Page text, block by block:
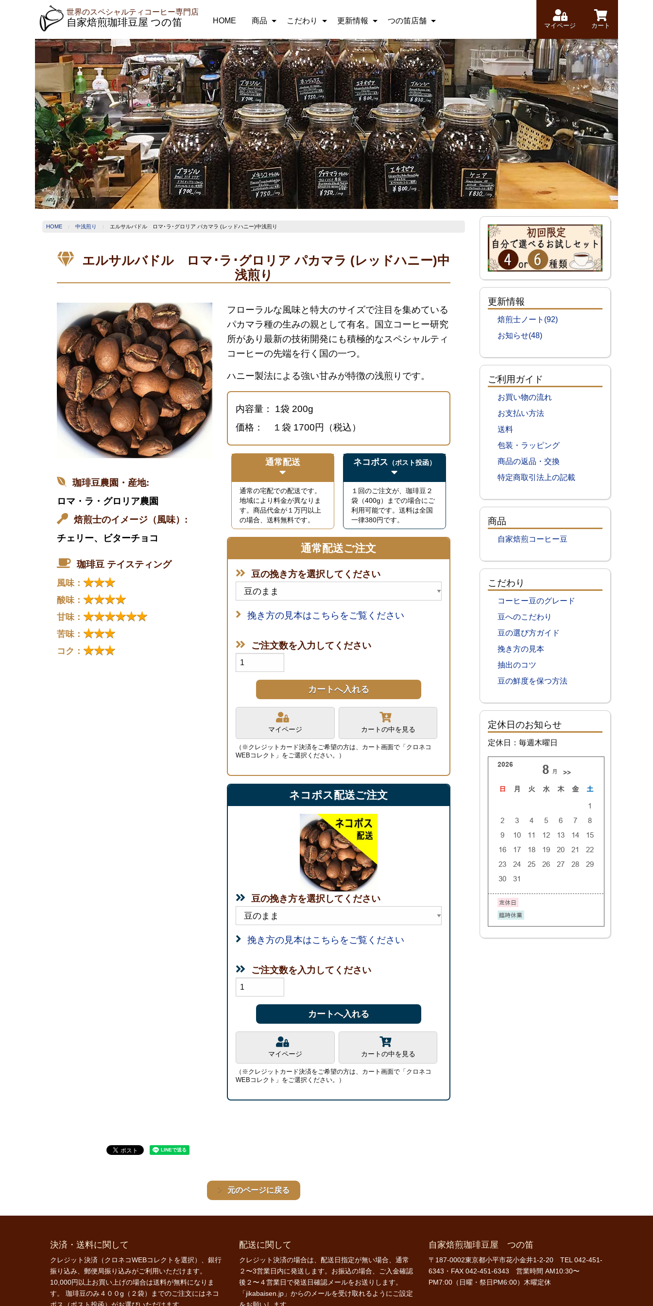
世界のスペシャルティコーヒー専門店
自家焙煎珈琲豆屋 つの笛 HOME 商品 こだわり 更新情報 つの笛店舗
マイページ カート
HOME 中浅煎り エルサルバドル ロマ･ラ･グロリア パカマラ (レッドハニー)中浅煎り
エルサルバドル ロマ･ラ･グロリア パカマラ (レッドハニー)中
浅煎り
珈琲豆農園・産地:
ロマ・ラ・グロリア農園
焙煎士のイメージ（風味）:
チェリー、ビターチョコ
珈琲豆 テイスティング
風味： ★★★
酸味： ★★★★
甘味： ★★★★★★
苦味： ★★★
コク： ★★★
フローラルな風味と特大のサイズで注目を集めている
パカマラ種の生みの親として有名。
国立コーヒー研究
所があり最新の技術開発にも積極的なスペシャルティ
コーヒーの先端を行く国の一つ。
ハニー製法による強い甘みが特徴の浅煎りです。
内容量： 1袋 200g
価格： １袋 1700円（税込）
通常配送
通常の宅配での配送です。
地域により料金が異なりま
す。商品代金が１万円以上
の場合、送料無料です。
ネコポス （ポスト投函）
１回のご注文が、珈琲豆２
袋（400g）までの場合にご
利用可能です。送料は全国
一律380円です。
通常配送ご注文
豆の挽き方を選択してください
挽き方の見本はこちらをご覧ください
ご注文数を入力してください
マイページ カートの中を見る
（※クレジットカード決済をご希望の方は、カート画面で「クロネコ
WEBコレクト」をご選択ください。）
ネコポス配送ご注文
豆の挽き方を選択してください
挽き方の見本はこちらをご覧ください
ご注文数を入力してください
マイページ カートの中を見る
（※クレジットカード決済をご希望の方は、カート画面で「クロネコ
WEBコレクト」をご選択ください。）
元のページに戻る
更新情報
焙煎士ノート(92)
お知らせ(48)
ご利用ガイド
お買い物の流れ
お支払い方法
送料
包装・ラッピング
商品の返品・交換
特定商取引法上の記載
商品
自家焙煎コーヒー豆
こだわり
コーヒー豆のグレード
豆へのこだわり
豆の選び方ガイド
挽き方の見本
抽出のコツ
豆の鮮度を保つ方法
定休日のお知らせ
定休日：毎週木曜日
決済・送料に関して
クレジット決済（クロネコWEBコレクトを選択）、銀行
振り込み、郵便局振り込みがご利用いただけます。
10,000円以上お買い上げの場合は送料が無料になりま
す。 珈琲豆のみ４００g（２袋）までのご注文にはネコ
配送に関して
クレジット決済の場合は、配送日指定が無い場合、通常
２〜3営業日内に発送します。お振込の場合、ご入金確認
後２〜４営業日で発送日確認メールをお送りします。
「jikabaisen.jp」からのメールを受け取れるようにご設定
自家焙煎珈琲豆屋 つの笛
〒187-0002東京都小平市花小金井1-2-20 TEL 042-451-
6343・FAX 042-451-6343 営業時間 AM10:30〜
PM7:00（日曜・祭日PM6:00）木曜定休